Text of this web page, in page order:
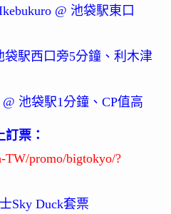
@ 池袋駅東口
駅西口旁5分鐘、利木津
池袋駅1分鐘、CP值高
票：
TW/promo/bigtokyo/?
Sky Duck套票